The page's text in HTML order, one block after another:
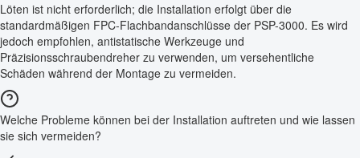
Löten ist nicht erforderlich; die Installation erfolgt über die
standardmäßigen FPC-Flachbandanschlüsse der PSP-3000. Es wird
jedoch empfohlen, antistatische Werkzeuge und
Präzisionsschraubendreher zu verwenden, um versehentliche
Schäden während der Montage zu vermeiden.
Welche Probleme können bei der Installation auftreten und wie lassen
sie sich vermeiden?